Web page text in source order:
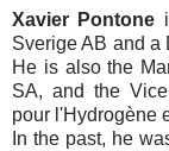
Xavier Pontone
Sverige AB and a
He is also the
SA, and the
pour l'Hydrogène
In the past, he